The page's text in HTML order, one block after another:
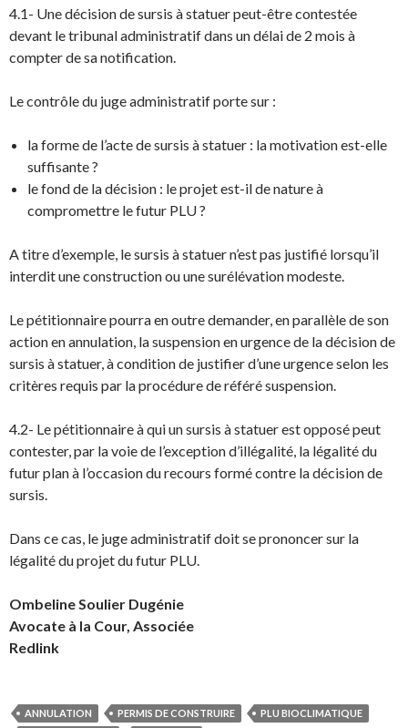
4.1- Une décision de sursis à statuer peut-être contestée
devant le tribunal administratif dans un délai de 2 mois à
compter de sa notification.
Le contrôle du juge administratif porte sur :
la forme de l’acte de sursis à statuer : la motivation est-elle
suffisante ?
le fond de la décision : le projet est-il de nature à
compromettre le futur PLU ?
A titre d’exemple, le sursis à statuer n’est pas justifié lorsqu’il
interdit une construction ou une surélévation modeste.
Le pétitionnaire pourra en outre demander, en parallèle de son
action en annulation, la suspension en urgence de la décision de
sursis à statuer, à condition de justifier d’une urgence selon les
critères requis par la procédure de référé suspension.
4.2- Le pétitionnaire à qui un sursis à statuer est opposé peut
contester, par la voie de l’exception d’illégalité, la légalité du
futur plan à l’occasion du recours formé contre la décision de
sursis.
Dans ce cas, le juge administratif doit se prononcer sur la
légalité du projet du futur PLU.
Ombeline Soulier Dugénie
Avocate à la Cour, Associée
Redlink
ANNULATION PERMIS DE CONSTRUIRE
PLU BIOCLIMATIQUE